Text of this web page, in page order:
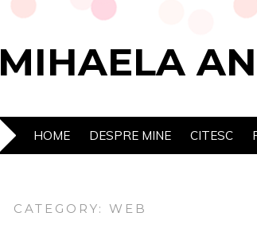
MIHAELA
HOME DESPRE MINE CITESC
CATEGORY:WEB